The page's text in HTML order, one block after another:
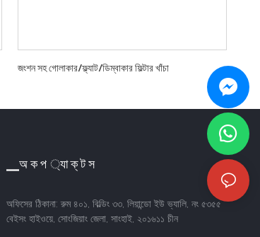
জংশন সহ গোলাকার/ফ্ল্যাট/ডিম্বাকার ফিল্টার খাঁচা
▁অ ক প ্যা ক্ ট স
অফিসের ঠিকানা: রুম ৪০১, বিল্ডিং ৩৩, লিয়ান্ডো ইউ ভ্যালি, নং ৫৩৫৫
বেইসং হাইওয়ে, সোংজিয়াং জেলা, সাংহাই, ২০১৬১১ চীন